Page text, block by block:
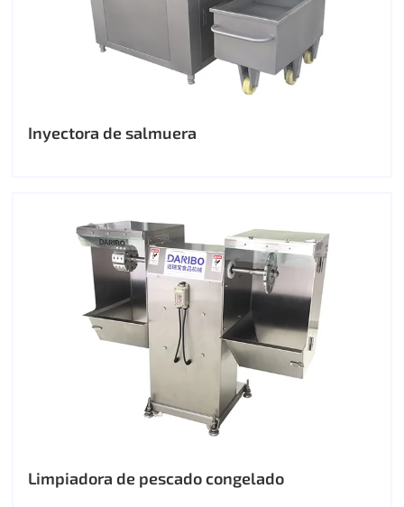
Inyectora de salmuera
Limpiadora de pescado congelado